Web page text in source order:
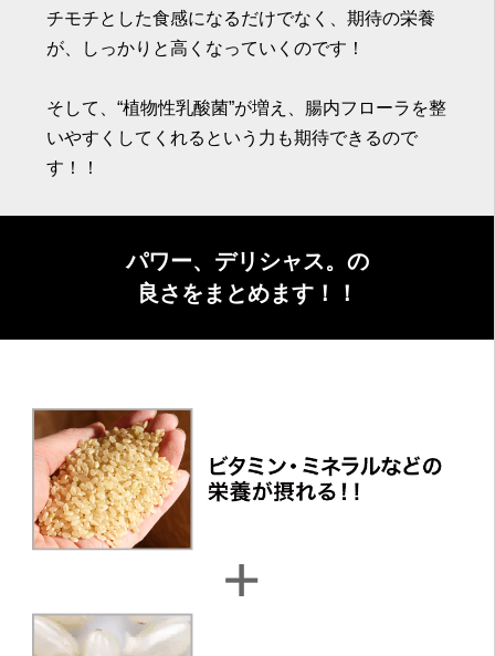
チモチとした食感になるだけでなく、期待の栄養
が、しっかりと高くなっていくのです！
そして、“植物性乳酸菌”が増え、腸内フローラを整
いやすくしてくれるという力も期待できるので
す！！
パワー、デリシャス。の
良さをまとめます！！